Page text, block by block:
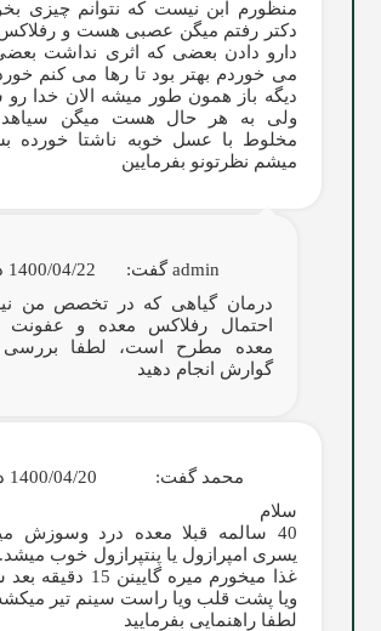
منظورم ابن نیست که نتوانم چیزی
دکتر رفتم میگن عصبی هست و
دارو دادن بعضی که اثری نداشت
می خوردم بهتر بود تا رها می کنم
دیگه باز همون طور میشه الان خدا رو
ولی به هر حال هست میگن
مخلوط با عسل خوبه ناشتا خورده
میشم نظرتونو بفرمایین
admin گفت:
1400/04/22 در 02:27
درمان گیاهی که در تخصص من
احتمال رفلاکس معده و عفونت
معده مطرح است، لطفا
گوارش انجام دهید
محمد گفت:
1400/04/20 در 06:13
سلام
40 سالمه قبلا معده درد وسوزش
یسری امپرازول یا پنتپرازول خوب
غذا میخورم میره
ویا پشت قلب ویا راست سینم تیر
لطفا راهنمایی بفرمایید